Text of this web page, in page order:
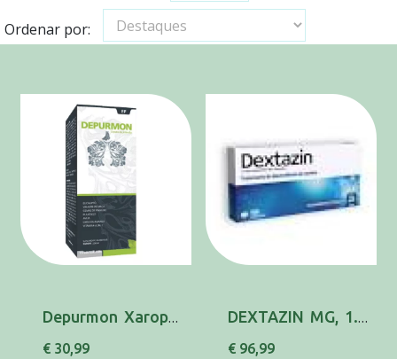
Ordenar por:
Depurmon Xarope Fumadores 250 Ml xars mL
€ 30,99
DEXTAZIN MG, 1.5 MG BLISTER 100 UNIDADE(S) CO...
€ 96,99